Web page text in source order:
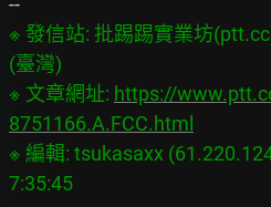
※ 發信站: 批踢踢實業坊
(臺灣)
※ 文章網址: https://
8751166.A.FCC.html
※ 編輯: tsukasaxx